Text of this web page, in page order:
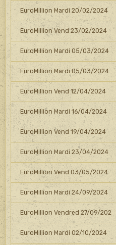
EuroMillion Mardi 20/02/2024
EuroMillion Vend 23/02/2024
EuroMillion Mardi 05/03/2024
EuroMillion Mardi 05/03/2024
EuroMillion Vend 12/04/2024
EuroMillion Mardi 16/04/2024
EuroMillion Vend 19/04/2024
EuroMillion Mardi 23/04/2024
EuroMillion Vend 03/05/2024
EuroMillion Mardi 24/09/2024
EuroMillion Vendred 27/09/202
EuroMillion Mardi 02/10/2024